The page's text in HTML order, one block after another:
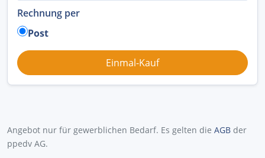
Rechnung per
Post
Angebot nur für gewerblichen Bedarf. Es gelten die AGB der
ppedv AG.